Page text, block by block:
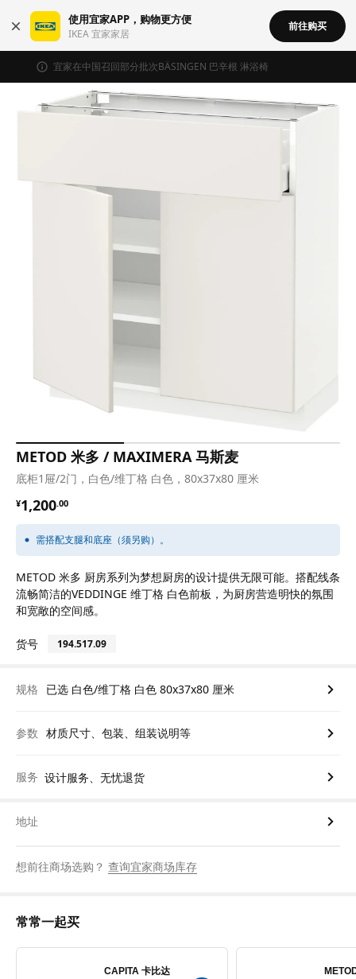
使用宜家APP，购物更方便
IKEA 宜家家居
前往购买
宜家在中国召回部分批次BÄSINGEN 巴辛根 淋浴椅
METOD 米多 / MAXIMERA 马斯麦
底柜1屉/2门，白色/维丁格 白色，80x37x80 厘米
¥1,200.00
¥ 1200.00
需搭配支腿和底座（须另购）。
METOD 米多 厨房系列为梦想厨房的设计提供无限可能。搭配线条
流畅简洁的VEDDINGE 维丁格 白色前板，为厨房营造明快的氛围
和宽敞的空间感。
货号 194.517.09
规格 已选 白色/维丁格 白色 80x37x80 厘米
参数 材质尺寸、包装、组装说明等
服务 设计服务、无忧退货
地址
想前往商场选购？ 查询宜家商场库存
常常一起买
CAPITA 卡比达